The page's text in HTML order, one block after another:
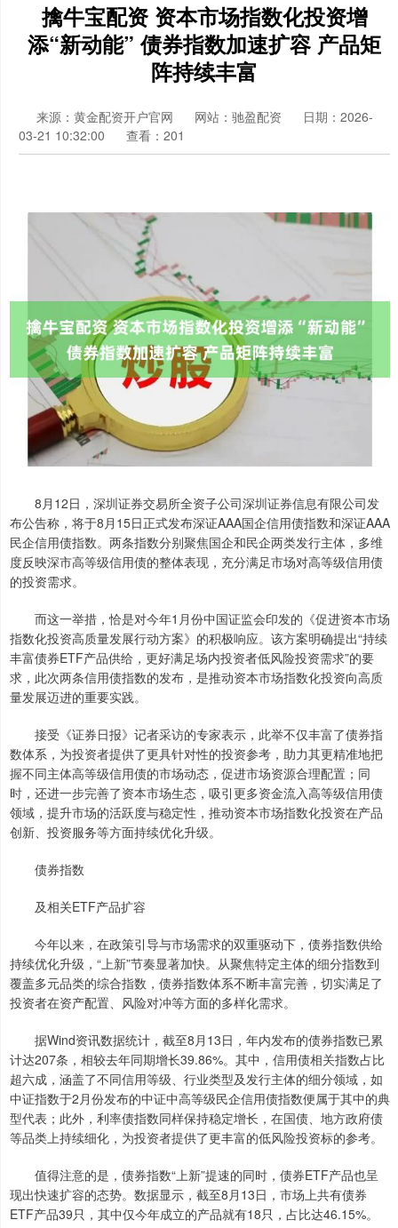
擒牛宝配资 资本市场指数化投资增
添“新动能” 债券指数加速扩容 产品矩
阵持续丰富
来源：黄金配资开户官网 网站：驰盈配资
日期：2026-
03-21 10:32:00
查看：201
8月12日，深圳证券交易所全资子公司深圳证券信息有限公司发
布公告称，将于8月15日正式发布深证AAA国企信用债指数和深证AAA
民企信用债指数。两条指数分别聚焦国企和民企两类发行主体，多维
度反映深市高等级信用债的整体表现，充分满足市场对高等级信用债
的投资需求。
而这一举措，恰是对今年1月份中国证监会印发的《促进资本市场
指数化投资高质量发展行动方案》的积极响应。该方案明确提出“持续
丰富债券ETF产品供给，更好满足场内投资者低风险投资需求”的要
求，此次两条信用债指数的发布，是推动资本市场指数化投资向高质
量发展迈进的重要实践。
接受《证券日报》记者采访的专家表示，此举不仅丰富了债券指
数体系，为投资者提供了更具针对性的投资参考，助力其更精准地把
握不同主体高等级信用债的市场动态，促进市场资源合理配置；同
时，还进一步完善了资本市场生态，吸引更多资金流入高等级信用债
领域，提升市场的活跃度与稳定性，推动资本市场指数化投资在产品
创新、投资服务等方面持续优化升级。
债券指数
及相关ETF产品扩容
今年以来，在政策引导与市场需求的双重驱动下，债券指数供给
持续优化升级，“上新”节奏显著加快。从聚焦特定主体的细分指数到
覆盖多元品类的综合指数，债券指数体系不断丰富完善，切实满足了
投资者在资产配置、风险对冲等方面的多样化需求。
据Wind资讯数据统计，截至8月13日，年内发布的债券指数已累
计达207条，相较去年同期增长39.86%。其中，信用债相关指数占比
超六成，涵盖了不同信用等级、行业类型及发行主体的细分领域，如
中证指数于2月份发布的中证中高等级民企信用债指数便属于其中的典
型代表；此外，利率债指数同样保持稳定增长，在国债、地方政府债
等品类上持续细化，为投资者提供了更丰富的低风险投资标的参考。
值得注意的是，债券指数“上新”提速的同时，债券ETF产品也呈
现出快速扩容的态势。数据显示，截至8月13日，市场上共有债券
ETF产品39只，其中仅今年成立的产品就有18只，占比达46.15%。